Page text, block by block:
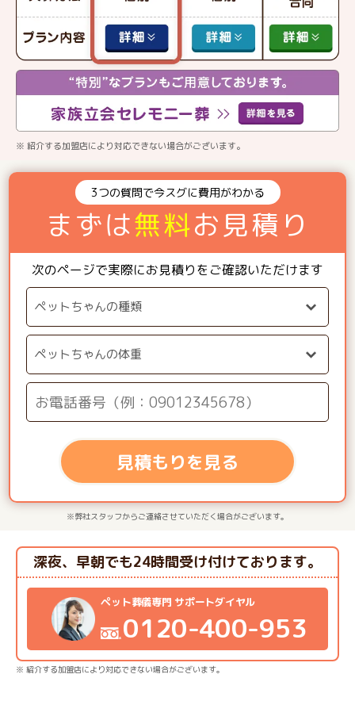
※ 紹介する加盟店により対応できない場合がございます。
3つの質問で今スグに費用がわかる
まずは無料お見積り
次のページで実際にお見積りをご確認いただけます
見積もりを見る
※弊社スタッフからご連絡させていただく場合がございます。
ペット葬儀専門 サポートダイヤル
0120-400-953
深夜、早朝でも24時間受け付けております。
※ 紹介する加盟店により対応できない場合がございます。